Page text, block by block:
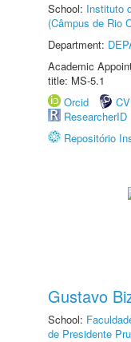
School: Instituto
(Câmpus de Rio
Department:
Academic
title: MS-5.1
Orcid
ResearcherID
Repositório
Gustavo
School:
de Presidente